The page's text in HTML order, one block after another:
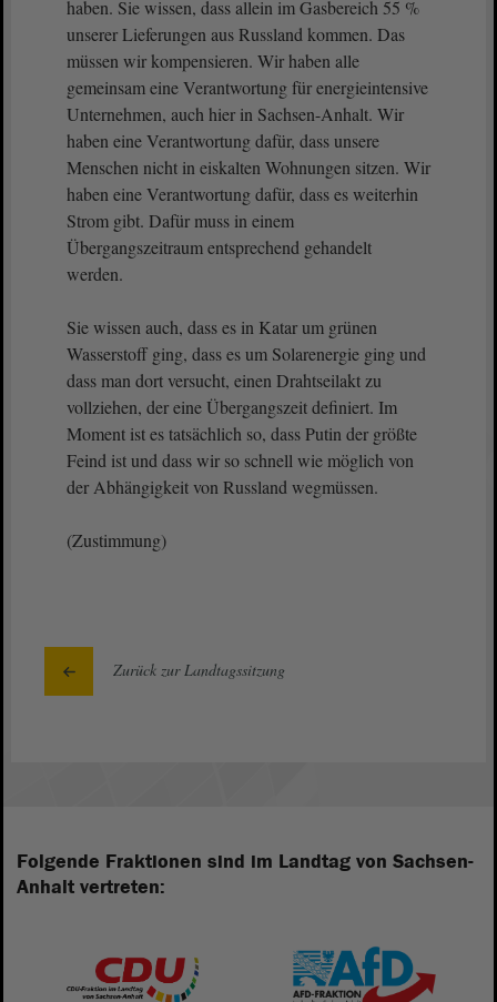
haben. Sie wissen, dass allein im Gasbereich 55 %
unserer Lieferungen aus Russland kommen. Das
müssen wir kompensieren. Wir haben alle
gemeinsam eine Verantwortung für energieintensive
Unternehmen, auch hier in Sachsen-Anhalt. Wir
haben eine Verantwortung dafür, dass unsere
Menschen nicht in eiskalten Wohnungen sitzen. Wir
haben eine Verantwortung dafür, dass es weiterhin
Strom gibt. Dafür muss in einem
Übergangszeitraum entsprechend gehandelt
werden.
Sie wissen auch, dass es in Katar um grünen
Wasserstoff ging, dass es um Solarenergie ging und
dass man dort versucht, einen Drahtseilakt zu
vollziehen, der eine Übergangszeit definiert. Im
Moment ist es tatsächlich so, dass Putin der größte
Feind ist und dass wir so schnell wie möglich von
der Abhängigkeit von Russland wegmüssen.
(Zustimmung)
Zurück zur Landtagssitzung
Folgende Fraktionen sind im Landtag von Sachsen-
Anhalt vertreten: